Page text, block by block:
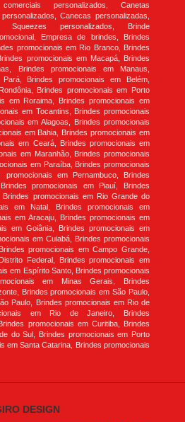
personalizados, Canetas
Canecas personalizadas,
Squeezes personalizados, Brinde
Empresa de brindes, Brindes
promocionais em Rio Branco, Brindes
promocionais em Macapá, Brindes
Brindes promocionais em Manaus,
Brindes promocionais em Belém,
Brindes promocionais em Porto
em Roraima, Brindes promocionais em
em Tocantins, Brindes promocionais
em Alagoas, Brindes promocionais
em Bahia, Brindes promocionais em
em Ceará, Brindes promocionais em
em Maranhão, Brindes promocionais
em Paraíba, Brindes promocionais
em Pernambuco, Brindes
promocionais em Piauí, Brindes
Brindes promocionais em Rio Grande do
em Natal, Brindes promocionais em
em Aracaju, Brindes promocionais em
em Goiânia, Brindes promocionais em
em Cuiabá, Brindes promocionais
promocionais em Campo Grande,
Federal, Brindes promocionais em
em Espírito Santo, Brindes promocionais
em Minas Gerais, Brindes
Brindes promocionais em São Paulo,
Paulo, Brindes promocionais em Rio de
em Rio de Janeiro, Brindes
promocionais em Curitiba, Brindes
do Sul, Brindes promocionais em Porto
em Santa Catarina, Brindes promocionais
DESIGN